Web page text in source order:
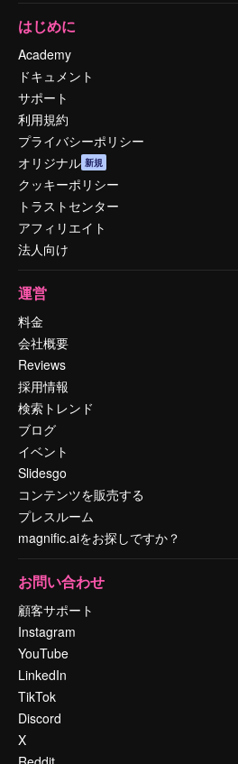
はじめに
Academy
ドキュメント
サポート
利用規約
プライバシーポリシー
オリジナル 新規
クッキーポリシー
トラストセンター
アフィリエイト
法人向け
運営
料金
会社概要
Reviews
採用情報
検索トレンド
ブログ
イベント
Slidesgo
コンテンツを販売する
プレスルーム
magnific.aiをお探しですか？
お問い合わせ
顧客サポート
Instagram
YouTube
LinkedIn
TikTok
Discord
X